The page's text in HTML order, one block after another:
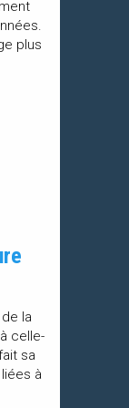
plus
la
celle-
sa
à